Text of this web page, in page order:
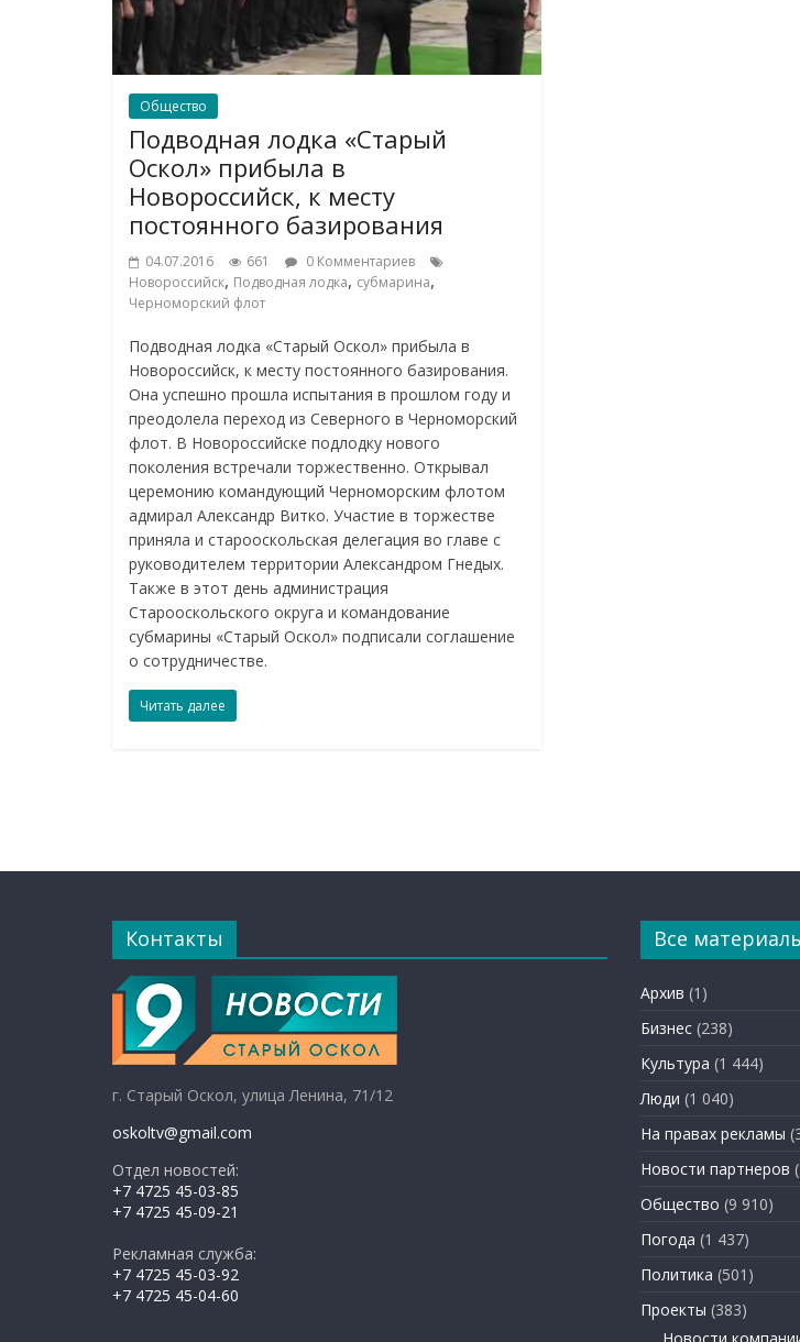
Общество
Подводная лодка «Старый
Оскол» прибыла в
Новороссийск, к месту
постоянного базирования
04.07.2016 661
0 Комментариев
Новороссийск, Подводная лодка, субмарина,
Черноморский флот
Подводная лодка «Старый Оскол» прибыла в
Новороссийск, к месту постоянного базирования.
Она успешно прошла испытания в прошлом году и
преодолела переход из Северного в Черноморский
флот. В Новороссийске подлодку нового
поколения встречали торжественно. Открывал
церемонию командующий Черноморским флотом
адмирал Александр Витко. Участие в торжестве
приняла и старооскольская делегация во главе с
руководителем территории Александром Гнедых.
Также в этот день администрация
Старооскольского округа и командование
субмарины «Старый Оскол» подписали соглашение
о сотрудничестве.
Читать далее
Контакты
г. Старый Оскол, улица Ленина, 71/12
oskoltv@gmail.com
Отдел новостей:
+7 4725 45-03-85
+7 4725 45-09-21
Рекламная служба:
+7 4725 45-03-92
+7 4725 45-04-60
Все
Архив (1)
Бизнес (238)
Культура (1 444)
Люди (1 040)
На правах рекламы
Новости партнеров
Общество (9 910)
Погода (1 437)
Политика (501)
Проекты (383)